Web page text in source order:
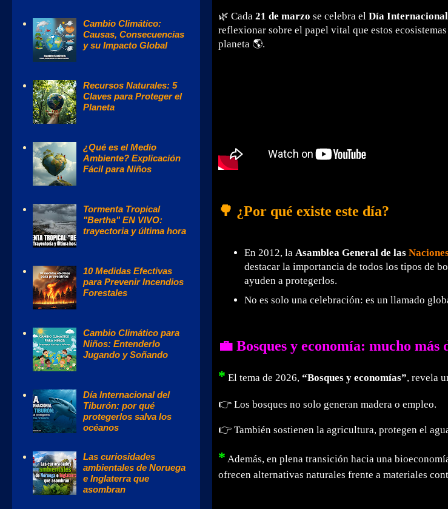
🌿 Cada 21 de marzo se celebra el Día
reflexionar sobre el papel vital que estos
planeta 🌎.
🌳 ¿Por qué existe este día?
En 2012, la Asamblea General de las
destacar la importancia de todos los tipos de
ayuden a protegerlos.
No es solo una celebración: es un llamado
💼 Bosques y economía: mucho más
* El tema de 2026, “Bosques y economías”, revela
👉 Los bosques no solo generan madera o empleo.
👉 También sostienen la agricultura, protegen el
* Además, en plena transición hacia una
ofrecen alternativas naturales frente a materiales
Cambio Climático:
Causas, Consecuencias
y su Impacto Global
Recursos Naturales: 5
Claves para Proteger el
Planeta
¿Qué es el Medio
Ambiente? Explicación
Fácil para Niños
Tormenta Tropical
"Bertha" EN VIVO:
trayectoria y última hora
10 Medidas Efectivas
para Prevenir Incendios
Forestales
Cambio Climático para
Niños: Entenderlo
Jugando y Soñando
Día Internacional del
Tiburón: por qué
protegerlos salva los
océanos
Las curiosidades
ambientales de Noruega
e Inglaterra que
asombran